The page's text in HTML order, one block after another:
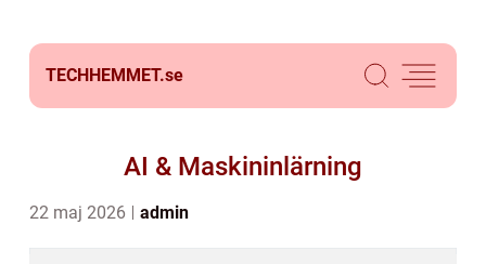
TECHHEMMET.se
AI & Maskininlärning
22 maj 2026 admin